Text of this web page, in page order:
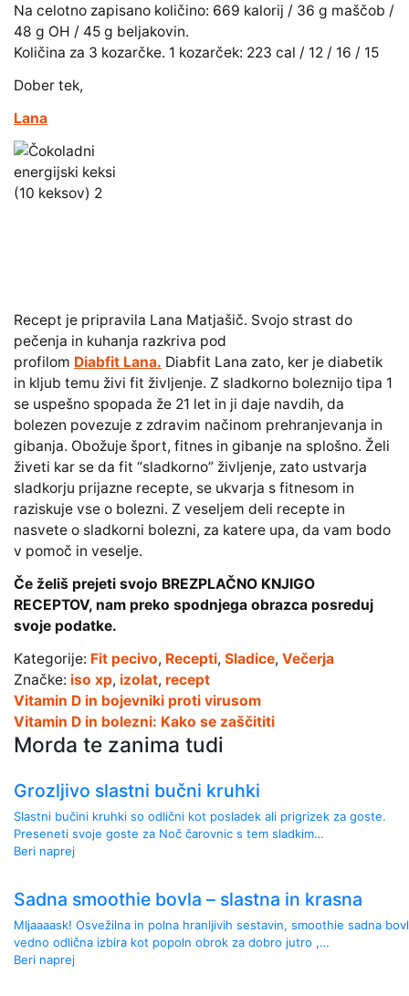
Na celotno zapisano količino: 669 kalorij / 36 g maščob /
48 g OH / 45 g beljakovin.
Količina za 3 kozarčke. 1 kozarček: 223 cal / 12 / 16 / 15
Dober tek,
Lana
Recept je pripravila Lana Matjašič. Svojo strast do
pečenja in kuhanja razkriva pod
profilom Diabfit Lana. Diabfit Lana zato, ker je diabetik
in kljub temu živi fit življenje. Z sladkorno boleznijo tipa 1
se uspešno spopada že 21 let in ji daje navdih, da
bolezen povezuje z zdravim načinom prehranjevanja in
gibanja. Obožuje šport, fitnes in gibanje na splošno. Želi
živeti kar se da fit “sladkorno” življenje, zato ustvarja
sladkorju prijazne recepte, se ukvarja s fitnesom in
raziskuje vse o bolezni. Z veseljem deli recepte in
nasvete o sladkorni bolezni, za katere upa, da vam bodo
v pomoč in veselje.
Če želiš prejeti svojo BREZPLAČNO KNJIGO
RECEPTOV, nam preko spodnjega obrazca posreduj
svoje podatke.
Kategorije: Fit pecivo, Recepti, Sladice, Večerja
Značke: iso xp, izolat, recept
Vitamin D in bojevniki proti virusom
Vitamin D in bolezni: Kako se zaščititi
Morda te zanima tudi
Grozljivo slastni bučni kruhki
Slastni bučini kruhki so odlični kot posladek ali prigrizek za goste.
Preseneti svoje goste za Noč čarovnic s tem sladkim…
Beri naprej
Sadna smoothie bovla – slastna in krasna
Mljaaaask! Osvežilna in polna hranljivih sestavin, smoothie sadna
vedno odlična izbira kot popoln obrok za dobro jutro ,…
Beri naprej